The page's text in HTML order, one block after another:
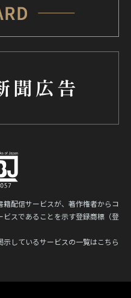
配信サービスが、著作権者からコ
スであることを示す登録商標（登
しているサービスの一覧はこちら